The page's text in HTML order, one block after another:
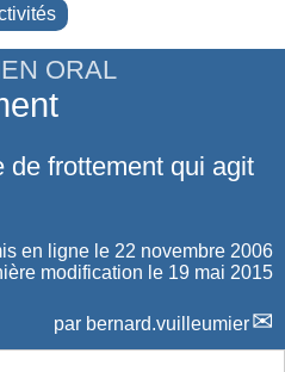
ORAL
de frottement qui agit
en ligne le 22 novembre 2006
modification le 19 mai 2015
par bernard.vuilleumier